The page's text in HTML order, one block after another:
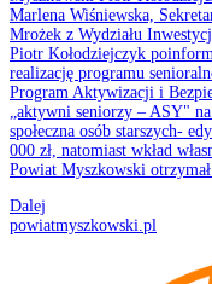
Marlena Wiśniewska,
Mrożek z Wydziału
Piotr Kołodziejczyk
realizację programu
Program Aktywizacji i
„aktywni seniorzy – ASY"
społeczna osób starszych-
000 zł, natomiast wkład
Powiat Myszkowski
Dalej
powiatmyszkowski.pl